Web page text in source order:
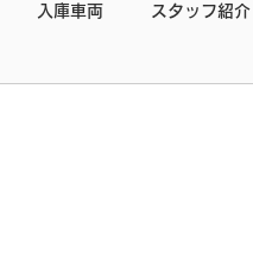
入庫車両 スタッフ紹介